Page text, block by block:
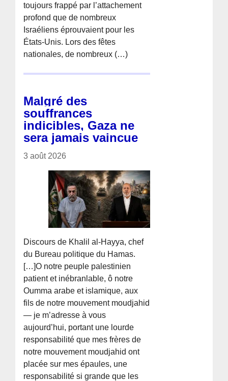
toujours frappé par l’attachement
profond que de nombreux
Israéliens éprouvaient pour les
États-Unis. Lors des fêtes
nationales, de nombreux (…)
Malgré des
souffrances
indicibles, Gaza ne
sera jamais vaincue
3 août 2026
Discours de Khalil al-Hayya, chef
du Bureau politique du Hamas.
[…]O notre peuple palestinien
patient et inébranlable, ô notre
Oumma arabe et islamique, aux
fils de notre mouvement moudjahid
— je m’adresse à vous
aujourd’hui, portant une lourde
responsabilité que mes frères de
notre mouvement moudjahid ont
placée sur mes épaules, une
responsabilité si grande que les